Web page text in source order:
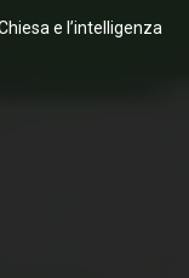
e l’intelligenza